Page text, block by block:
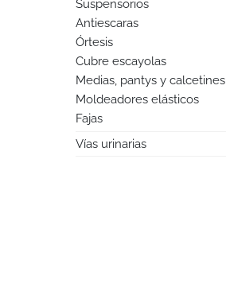
Suspensorios
Antiescaras
Órtesis
Cubre escayolas
Medias, pantys y calcetines
Moldeadores elásticos
Fajas
Vías urinarias